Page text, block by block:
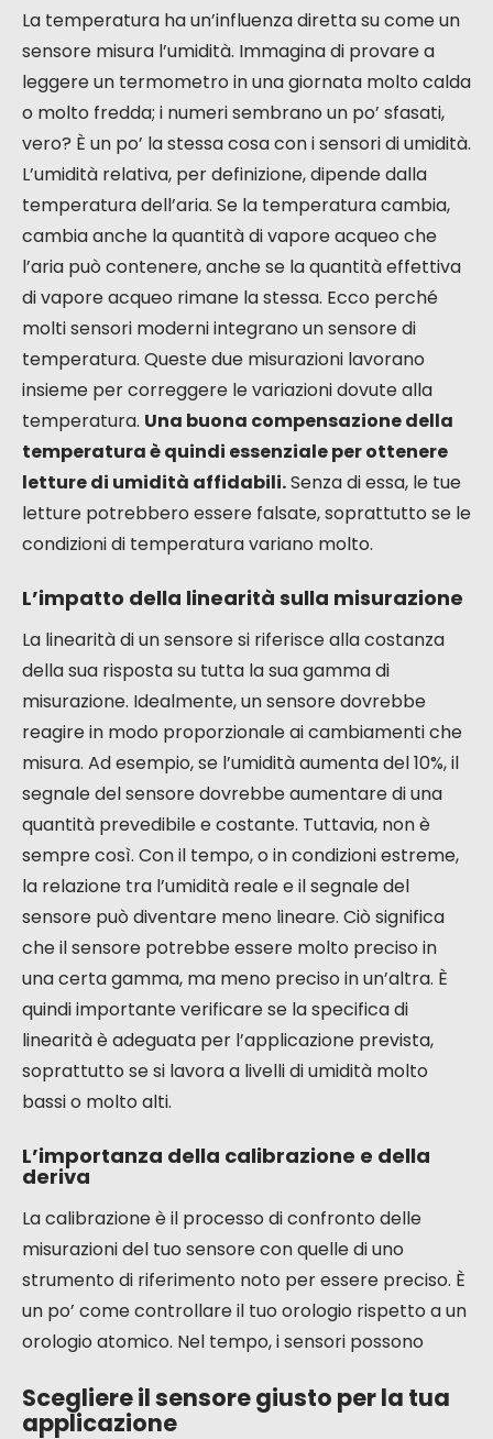
La temperatura ha un’influenza diretta su come un
sensore misura l’umidità. Immagina di provare a
leggere un termometro in una giornata molto calda
o molto fredda; i numeri sembrano un po’ sfasati,
vero? È un po’ la stessa cosa con i sensori di umidità.
L’umidità relativa, per definizione, dipende dalla
temperatura dell’aria. Se la temperatura cambia,
cambia anche la quantità di vapore acqueo che
l’aria può contenere, anche se la quantità effettiva
di vapore acqueo rimane la stessa. Ecco perché
molti sensori moderni integrano un sensore di
temperatura. Queste due misurazioni lavorano
insieme per correggere le variazioni dovute alla
temperatura. Una buona compensazione della
temperatura è quindi essenziale per ottenere
letture di umidità affidabili.Senza di essa, le tue
letture potrebbero essere falsate, soprattutto se le
condizioni di temperatura variano molto.
L’impatto della linearità sulla misurazione
La linearità di un sensore si riferisce alla costanza
della sua risposta su tutta la sua gamma di
misurazione. Idealmente, un sensore dovrebbe
reagire in modo proporzionale ai cambiamenti che
misura. Ad esempio, se l’umidità aumenta del 10%, il
segnale del sensore dovrebbe aumentare di una
quantità prevedibile e costante. Tuttavia, non è
sempre così. Con il tempo, o in condizioni estreme,
la relazione tra l’umidità reale e il segnale del
sensore può diventare meno lineare. Ciò significa
che il sensore potrebbe essere molto preciso in
una certa gamma, ma meno preciso in un’altra. È
quindi importante verificare se la specifica di
linearità è adeguata per l’applicazione prevista,
soprattutto se si lavora a livelli di umidità molto
bassi o molto alti.
L’importanza della calibrazione e della
deriva
La calibrazione è il processo di confronto delle
misurazioni del tuo sensore con quelle di uno
strumento di riferimento noto per essere preciso. È
un po’ come controllare il tuo orologio rispetto a un
orologio atomico. Nel tempo, i sensori possono
Scegliere il sensore giusto per la tua
applicazione